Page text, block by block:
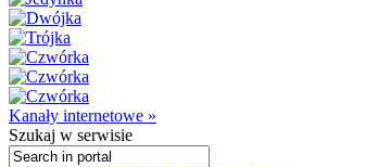
Kanały internetowe »
Szukaj w serwisie